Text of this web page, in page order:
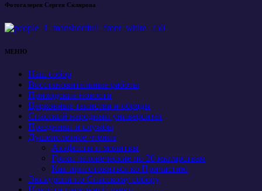
Фотогалерея Сергея Склярова
МЕНЮ
Наш собор
Восстановительные работы
Приходские новости
Церковные таинства и обряды
Спасский народный университет
Праздники и службы
Душеполезное чтение
Акафисты и молитвы
Грехи человеческие по 20 мытарствам
Как приготовиться ко Причастию
Экскурсии по Спасскому собору